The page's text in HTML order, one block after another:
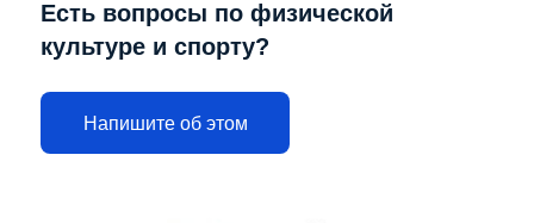
Есть вопросы по физической
культуре и спорту?
Напишите об этом